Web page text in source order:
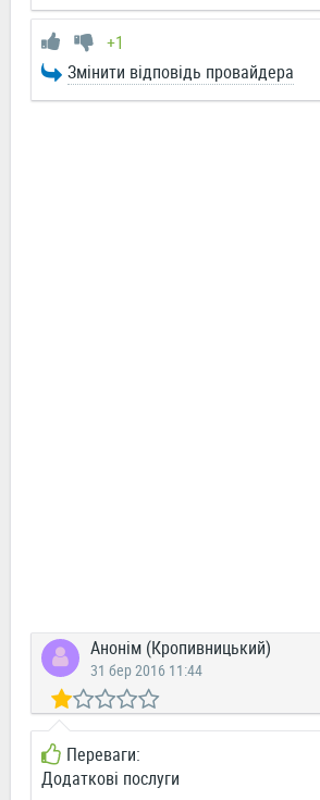
+1
Змінити відповідь провайдера
Анонім (Кропивницький)
31 бер 2016 11:44
Переваги:
Додаткові послуги